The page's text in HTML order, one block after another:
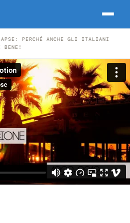
PERCHÉ ANCHE GLI ITALIANI
BENE!